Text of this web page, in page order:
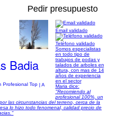
Pedir presupuesto
Badia
| A
Email validado
Teléfono validado
Somos especialistas
en todo tipo de
trabajos de podas y
talados de arboles en
altura, con mas de 14
años de experiencia
en el sector
Maria dice:
"Recomiendo al
profesional 100%, un
las circunstancias del terreno, cerca de la
lo hizo todo fenomenal, calidad precio de